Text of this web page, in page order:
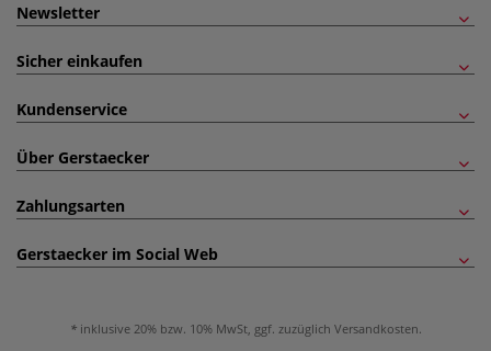
Newsletter
Sicher einkaufen
Kundenservice
Über Gerstaecker
Zahlungsarten
Gerstaecker im Social Web
inklusive 20% bzw. 10% MwSt, ggf. zuzüglich Versandkosten.